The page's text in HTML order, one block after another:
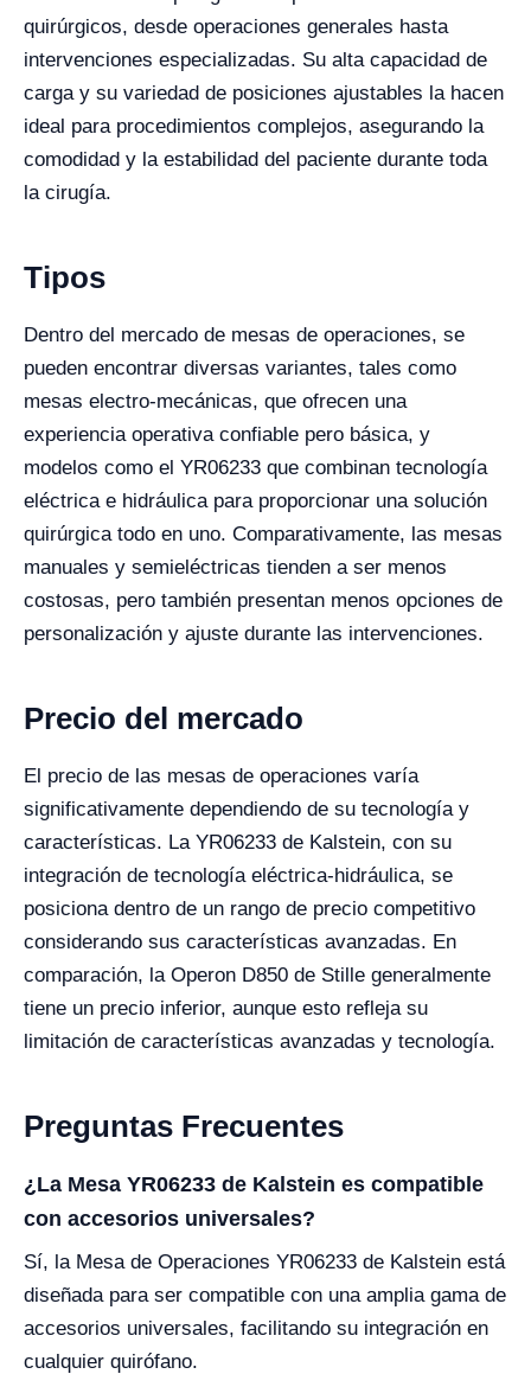
quirúrgicos, desde operaciones generales hasta
intervenciones especializadas. Su alta capacidad de
carga y su variedad de posiciones ajustables la hacen
ideal para procedimientos complejos, asegurando la
comodidad y la estabilidad del paciente durante toda
la cirugía.
Tipos
Dentro del mercado de mesas de operaciones, se
pueden encontrar diversas variantes, tales como
mesas electro-mecánicas, que ofrecen una
experiencia operativa confiable pero básica, y
modelos como el YR06233 que combinan tecnología
eléctrica e hidráulica para proporcionar una solución
quirúrgica todo en uno. Comparativamente, las mesas
manuales y semieléctricas tienden a ser menos
costosas, pero también presentan menos opciones de
personalización y ajuste durante las intervenciones.
Precio del mercado
El precio de las mesas de operaciones varía
significativamente dependiendo de su tecnología y
características. La YR06233 de Kalstein, con su
integración de tecnología eléctrica-hidráulica, se
posiciona dentro de un rango de precio competitivo
considerando sus características avanzadas. En
comparación, la Operon D850 de Stille generalmente
tiene un precio inferior, aunque esto refleja su
limitación de características avanzadas y tecnología.
Preguntas Frecuentes
¿La Mesa YR06233 de Kalstein es compatible
con accesorios universales?
Sí, la Mesa de Operaciones YR06233 de Kalstein está
diseñada para ser compatible con una amplia gama de
accesorios universales, facilitando su integración en
cualquier quirófano.